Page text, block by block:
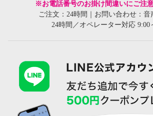
※お電話番号のお掛け間違いにご注意
ご注文：24時間｜お問い合わせ：音
24時間／オペレーター対応 9:00